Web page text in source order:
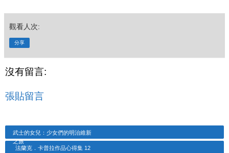
觀看人次:
分享
沒有留言:
張貼留言
武士的女兒：少女們的明治維新
之旅
法蘭克．卡普拉作品心得集 12